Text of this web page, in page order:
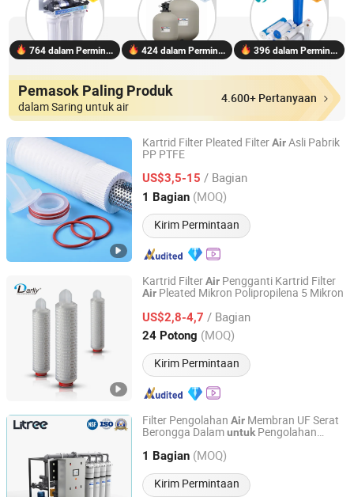
764 dalam Permintaan 424 dalam Permintaan 396 dalam Permintaan
Pemasok Paling Produk
dalam Saring untuk air
4.600+ Pertanyaan
Kartrid Filter Pleated FilterAirAsli Pabrik
PP PTFE
US$3,5-15 / Bagian
1 Bagian (MOQ)
Kirim Permintaan
Source Filter Technology (Hangzhou) Co., Ltd
Zhejiang, China Harga mulai 2025
Kartrid FilterAir Pengganti Kartrid Filter
Air Pleated Mikron Polipropilena 5 Mikron
US$2,8-4,7 / Bagian
24 Potong (MOQ)
Kirim Permintaan
Hangzhou Darlly Filtration Equipment Co., Ltd.
Zhejiang, China Harga mulai 2009
Filter Pengolahan Air Membran UF Serat
Berongga Dalamuntuk Pengolahan
1 Bagian (MOQ)
Kirim Permintaan
Hainan Litree Purifying Technology Co., Ltd.
Hainan, China Harga mulai 2007